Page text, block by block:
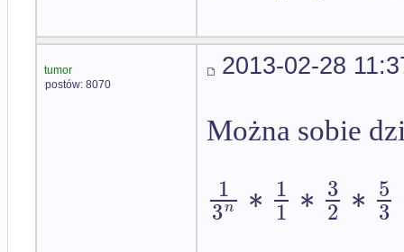
tumor
postów: 8070
2013-02-28
Można sobie
1
3n ∗ 1
1 ∗ 3
2 ∗ 5
3